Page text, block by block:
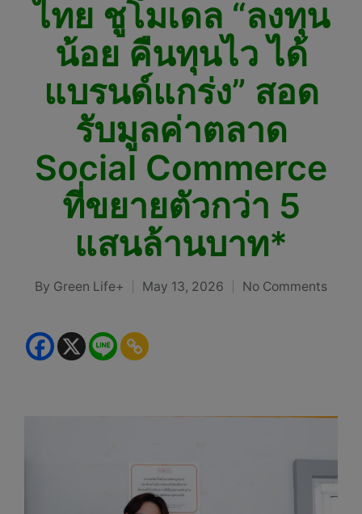
ไทย ชูโมเดล “ลงทุน
น้อย คืนทุนไว ได้
แบรนด์แกร่ง” สอด
รับมูลค่าตลาด
Social Commerce
ที่ขยายตัวกว่า 5
แสนล้านบาท*
Posted
By Green Life+ May 13, 2026 No Comments